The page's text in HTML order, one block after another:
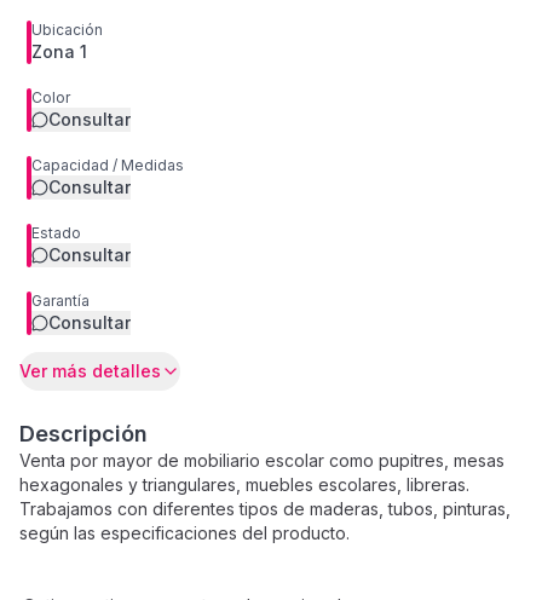
Ubicación
Zona 1
Color
Consultar
Capacidad / Medidas
Consultar
Estado
Consultar
Garantía
Consultar
Ver más detalles
Descripción
Venta por mayor de mobiliario escolar como pupitres, mesas
hexagonales y triangulares, muebles escolares, libreras.
Trabajamos con diferentes tipos de maderas, tubos, pinturas,
según las especificaciones del producto.